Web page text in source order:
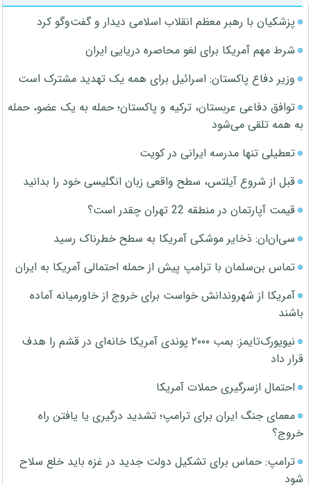
پزشکیان با رهبر معظم انقلاب اسلامی دیدار و گفت‌وگو کرد
شرط مهم آمریکا برای لغو محاصره دریایی ایران
وزیر دفاع پاکستان: اسرائیل برای همه یک تهدید مشترک است
توافق دفاعی عربستان، ترکیه و پاکستان؛ حمله به یک عضو، حمله
به همه تلقی می‌شود
تعطیلی تنها مدرسه ایرانی در کویت
قبل از شروع آیلتس، سطح واقعی زبان انگلیسی خود را بدانید
قیمت آپارتمان در منطقه 22 تهران چقدر است؟
سی‌ان‌ان: ذخایر موشکی آمریکا به سطح خطرناک رسید
تماس بن‌سلمان با ترامپ پیش از حمله احتمالی آمریکا به ایران
آمریکا از شهروندانش خواست برای خروج از خاورمیانه آماده
باشند
نیویورک‌تایمز: بمب ۲۰۰۰ پوندی آمریکا خانه‌ای در قشم را هدف
قرار داد
احتمال ازسرگیری حملات آمریکا
معمای جنگ ایران برای ترامپ؛ تشدید درگیری یا یافتن راه
خروج؟
ترامپ: حماس برای تشکیل دولت جدید در غزه باید خلع سلاح
شود